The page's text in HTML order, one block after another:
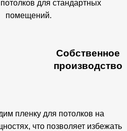
для стандартных
помещений.
Собственное
производство
пленку для потолков на
что позволяет избежать